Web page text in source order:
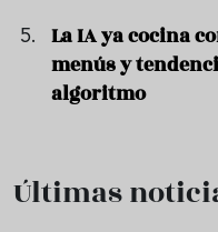
La IA ya cocina
menús y
algoritmo
Últimas